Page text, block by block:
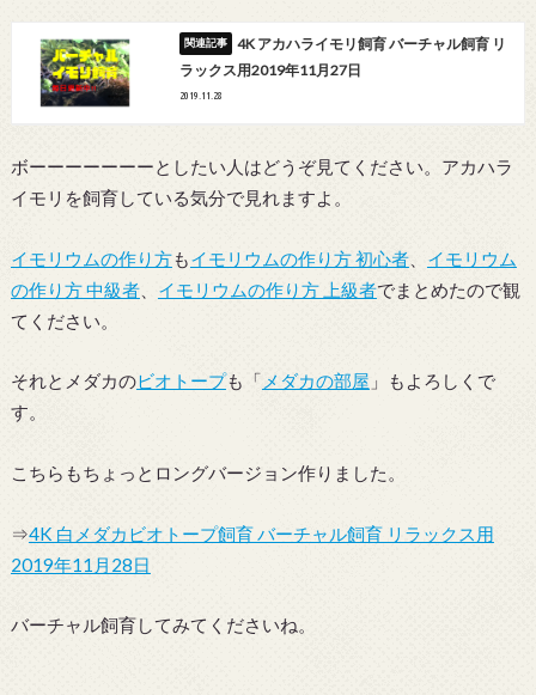
4K アカハライモリ飼育 バーチャル飼育 リ
ラックス用2019年11月27日
2019.11.28
ボーーーーーーーとしたい人はどうぞ見てください。アカハラ
イモリを飼育している気分で見れますよ。
イモリウムの作り方もイモリウムの作り方 初心者、 イモリウム
の作り方 中級者、 イモリウムの作り方 上級者でまとめたので観
てください。
それとメダカのビオトープも「 メダカの部屋 」もよろしくで
す。
こちらもちょっとロングバージョン作りました。
⇒4K 白メダカビオトープ飼育 バーチャル飼育 リラックス用
2019年11月28日
バーチャル飼育してみてくださいね。